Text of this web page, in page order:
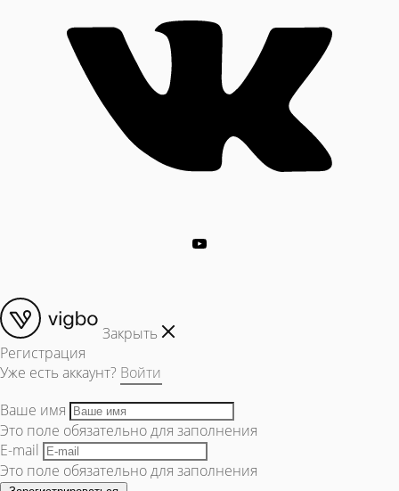
Закрыть
Регистрация
Уже есть аккаунт? Войти
Ваше имя
Это поле обязательно для заполнения
E-mail
Это поле обязательно для заполнения